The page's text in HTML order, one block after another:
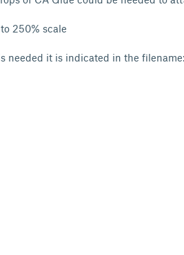
250% scale
needed it is indicated in the filename: